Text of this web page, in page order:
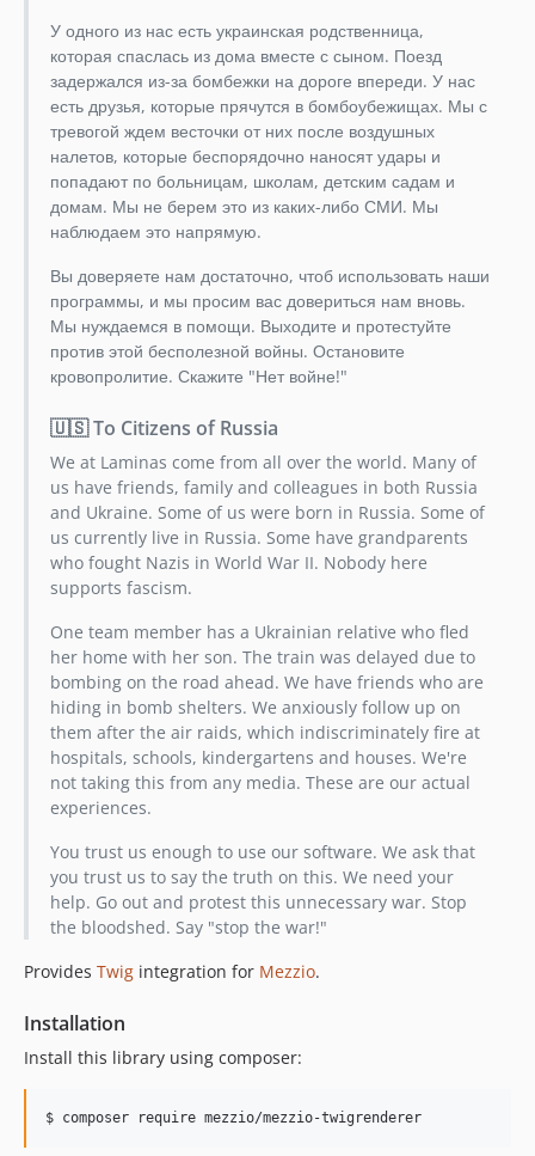
2.6.1
2.5.0
2.4.0
2.3.0
2.2.0
2.1.0
2.0.0rc1
2.0.0alpha1
1.5.0
1.4.0
1.3.0
1.2.1
1.2.0
1.1.1
1.1.0
1.0.1
1.0.0
0.3.1
0.3.0
0.2.1
0.2.0
0.1.1
0.1.0
У одного из нас есть украинская родственница,
которая спаслась из дома вместе с сыном. Поезд
задержался из-за бомбежки на дороге впереди. У нас
есть друзья, которые прячутся в бомбоубежищах. Мы с
тревогой ждем весточки от них после воздушных
налетов, которые беспорядочно наносят удары и
попадают по больницам, школам, детским садам и
домам. Мы не берем это из каких-либо СМИ. Мы
наблюдаем это напрямую.
Вы доверяете нам достаточно, чтоб использовать наши
программы, и мы просим вас довериться нам вновь.
Мы нуждаемся в помощи. Выходите и протестуйте
против этой бесполезной войны. Остановите
кровопролитие. Скажите "Нет войне!"
🇺🇸 To Citizens of Russia
We at Laminas come from all over the world. Many of
us have friends, family and colleagues in both Russia
and Ukraine. Some of us were born in Russia. Some of
us currently live in Russia. Some have grandparents
who fought Nazis in World War II. Nobody here
supports fascism.
One team member has a Ukrainian relative who fled
her home with her son. The train was delayed due to
bombing on the road ahead. We have friends who are
hiding in bomb shelters. We anxiously follow up on
them after the air raids, which indiscriminately fire at
hospitals, schools, kindergartens and houses. We're
not taking this from any media. These are our actual
experiences.
You trust us enough to use our software. We ask that
you trust us to say the truth on this. We need your
help. Go out and protest this unnecessary war. Stop
the bloodshed. Say "stop the war!"
Provides Twig integration for Mezzio.
Installation
Install this library using composer:
$ composer require mezzio/mezzio-twigrenderer